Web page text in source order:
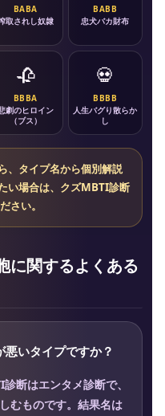
BABA
取されし奴隷
BABB
忠犬バカ財布
🥀
BBBA
劇のヒロイン
（ブス）
💀
BBBB
人生バグり散らか
し
、タイプ名から個別解説
場合は、 クズMBTI診断
さい。
に関するよくある
いタイプですか？
断はエンタメ診断で、
むものです。結果名は